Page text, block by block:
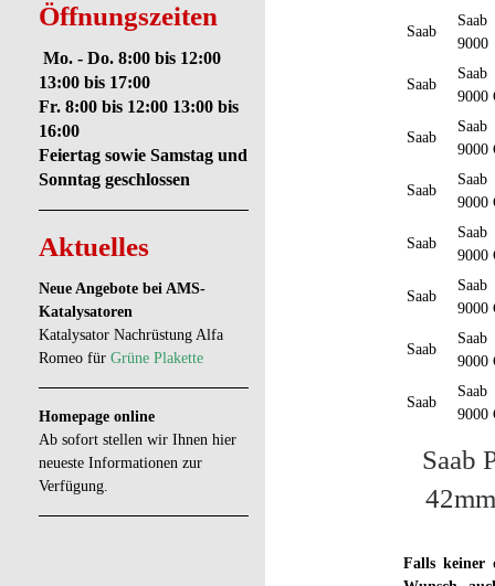
Saab
Saab
9000
Saab
Saab
9000
Saab
Saab
9000
Saab
Saab
9000
Saab
Saab
9000
Saab
Saab
9000
Saab
Saab
9000
Saab
Saab
9000
Saab
Falls keiner
Öffnungszeiten
Mo. - Do. 8:00 bis 12:00
13:00 bis 17:00
Fr. 8:00 bis 12:00 13:00 bis
16:00
Feiertag sowie Samstag und
Sonntag geschlossen
Aktuelles
Neue Angebote bei AMS-
Katalysatoren
Katalysator Nachrüstung Alfa
Romeo für Grüne Plakette
Homepage online
Ab sofort stellen wir Ihnen hier
neueste Informationen zur
Verfügung.